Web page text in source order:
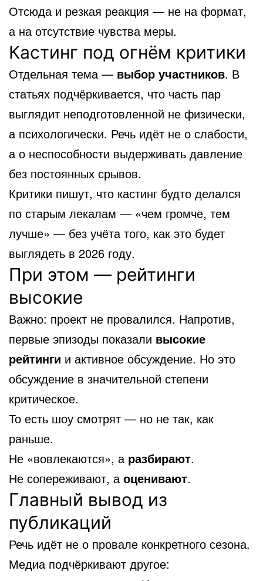
Отсюда и резкая реакция — не на формат,
а на отсутствие чувства меры.
Кастинг под огнём критики
Отдельная тема — выбор участников. В
статьях подчёркивается, что часть пар
выглядит неподготовленной не физически,
а психологически. Речь идёт не о слабости,
а о неспособности выдерживать давление
без постоянных срывов.
Критики пишут, что кастинг будто делался
по старым лекалам — «чем громче, тем
лучше» — без учёта того, как это будет
выглядеть в 2026 году.
При этом — рейтинги
высокие
Важно: проект не провалился. Напротив,
первые эпизоды показали высокие
рейтинги и активное обсуждение. Но это
обсуждение в значительной степени
критическое.
То есть шоу смотрят — но не так, как
раньше.
Не «вовлекаются», а разбирают.
Не сопереживают, аоценивают.
Главный вывод из
публикаций
Речь идёт не о провале конкретного сезона.
Медиа подчёркивают другое: